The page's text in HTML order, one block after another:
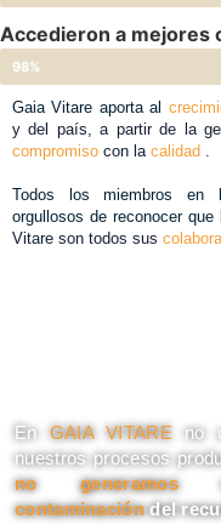
Accedieron a mejores
98%
Gaia Vitare aporta al
y del país, a partir de la
compromiso con la calidad
Todos los miembros en
orgullosos de reconocer que
Vitare son todos sus
En GAIA VITAREno
nuestros procesos
no generamos
contaminacióndel